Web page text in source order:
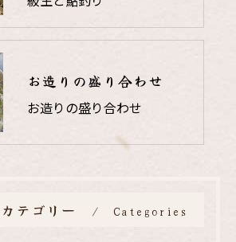
お造りの盛り合わせ
お造りの盛り合わせ
カテゴリー Categories